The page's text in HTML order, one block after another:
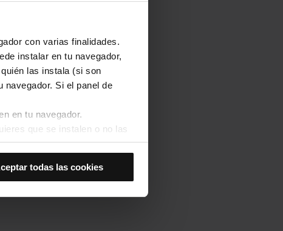
con varias finalidades.
instalar en tu navegador,
las instala (si son
navegador. Si el panel de
en tu navegador.
que se instalen o no las
las cookies de
todas las cookies